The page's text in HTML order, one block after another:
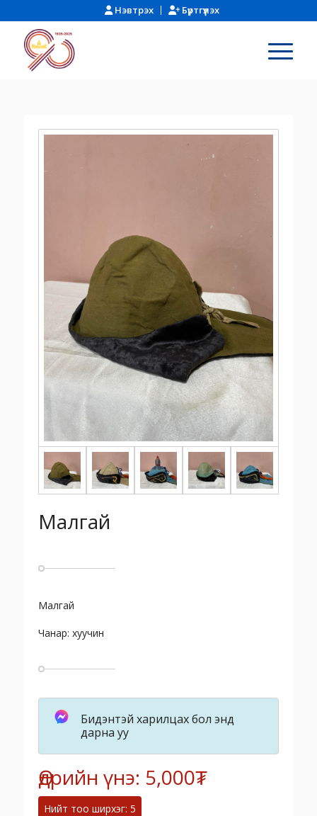
Нэвтрэх Бүртгүүлэх
Малгай
Малгай
Чанар: хуучин
Бидэнтэй харилцах бол энд
дарна уу
Өдрийн үнэ: 5,000₮
Нийт тоо ширхэг: 5